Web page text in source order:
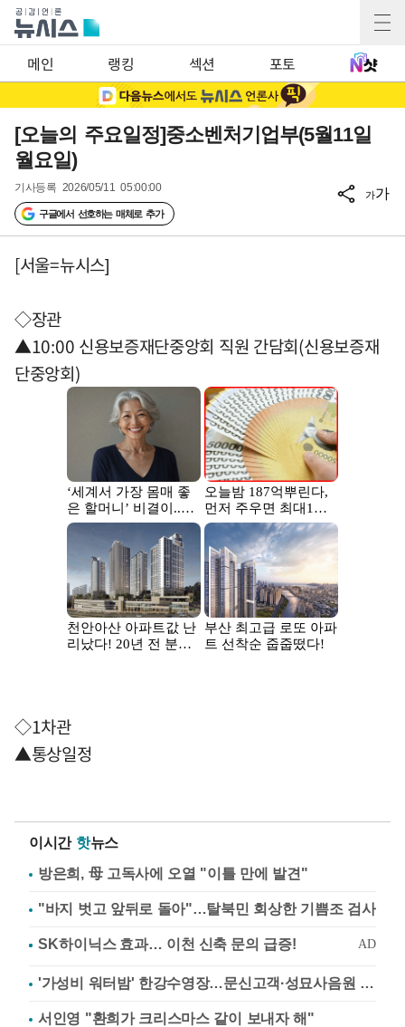
메인 랭킹 섹션 포토
[오늘의 주요일정]중소벤처기업부(5월11일
월요일)
기사등록 2026/05/11 05:00:00
구글에서 선호하는 매체로 추가
가가
[서울=뉴시스]
◇장관
▲10:00 신용보증재단중앙회 직원 간담회(신용보증재
단중앙회)
◇1차관
▲통상일정
이시간 핫뉴스
방은희, 母 고독사에 오열 "이틀 만에 발견"
"바지 벗고 앞뒤로 돌아"…탈북민 회상한 기쁨조 검사
'가성비 워터밤' 한강수영장…문신고객·성묘사음원 민원
서인영 "환희가 크리스마스 같이 보내자 해"